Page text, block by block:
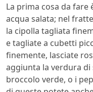
La prima cosa da fare
acqua salata; nel
la cipolla tagliata
e tagliate a cubetti
finemente, lasciate
aggiunta la verdura di
broccolo verde, o i